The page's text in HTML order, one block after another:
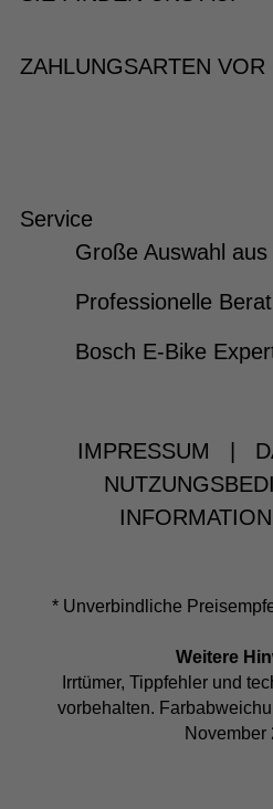
ZAHLUNGSARTEN VOR
Service
Große Auswahl
Professionelle
Bosch E-Bike
IMPRESSUM
* Unverbindliche
Weitere
Irrtümer, Tippfehler und
vorbehalten.
November